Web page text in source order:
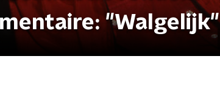
"Walgelijk"